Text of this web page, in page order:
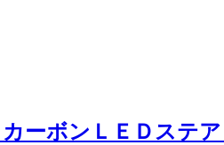
ーボンＬＥＤステ